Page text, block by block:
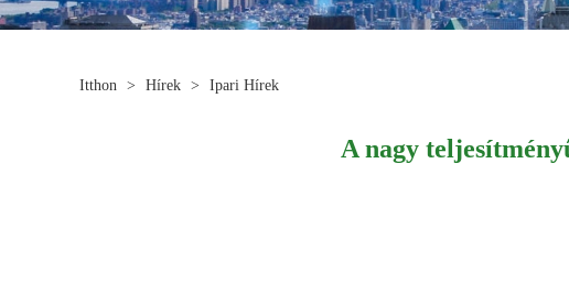
Itthon > Hírek > Ipari Hírek
A nagy